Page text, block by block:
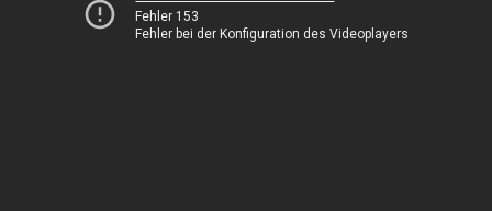
Fehler 153
Fehler bei der Konfiguration des Videoplayers